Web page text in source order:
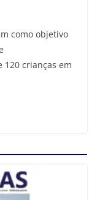
como objetivo
120 crianças em